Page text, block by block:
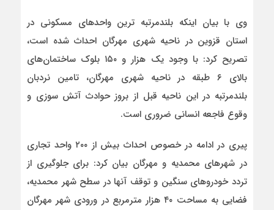
وی با بیان اینکه بلندمرتبه ترین واحدهای مسکونی در
استان قزوین در ناحیه شهری مهرگان احداث شده است،
تصریح کرد: با وجود یک هزار و ۱۵۰ بلوک ساختمان‌های
بالای ۶ طبقه در ناحیه شهری مهرگان، تامین نردبان
بلندمرتبه در این ناحیه قبل از بروز حوادث آتش سوزی و
وقوع فاجعه انسانی ضروری است.
پیری در ادامه در خصوص احداث بیش از ۲۰۰ واحد تجاری
در شهرهای محمدیه و مهرگان بیان کرد: برای جلوگیری از
تردد خودروهای سنگین و توقف آنها در سطح شهر محمدیه،
فضایی به مساحت ۴۰ هزار مترمربع در ورودی شهر مهرگان